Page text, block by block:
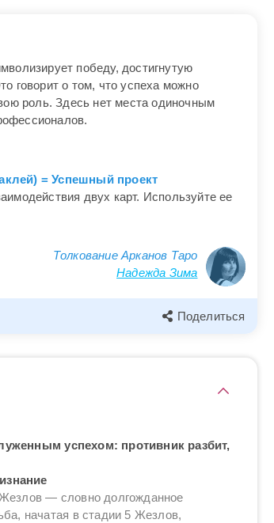
победу, достигнутую
говорит о том, что успеха можно
роль. Здесь нет места одиночным
= Успешный проект
двух карт. Используйте ее
Толкование Арканов Таро
Надежда Зима
Поделиться
успехом: противник разбит,
— словно долгожданное
начатая в стадии 5 Жезлов,